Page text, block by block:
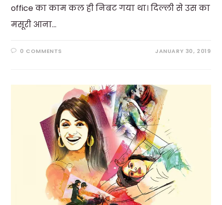
office का काम कल ही निबट गया था। दिल्ली से उस का
मसूरी आना…
0 COMMENTS JANUARY 30, 2019